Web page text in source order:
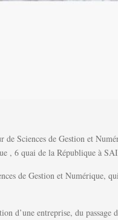
Sciences de Gestion et
, 6 quai de la République à
de Gestion et Numérique,
d’une entreprise, du